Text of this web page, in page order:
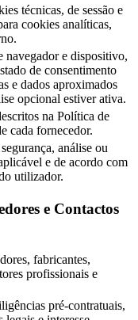
técnicas, de sessão e
cookies analíticas,
navegador e dispositivo,
de consentimento
e dados aproximados
opcional estiver ativa.
na Política de
cada fornecedor.
análise ou
e de acordo com
utilizador.
e Contactos
fabricantes,
profissionais e
pré-contratuais,